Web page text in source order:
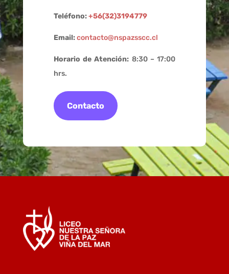
Teléfono:+56(32)3194779
Email:contacto@nspazsscc.cl
Horario de Atención: 8:30 – 17:00
hrs.
Contacto